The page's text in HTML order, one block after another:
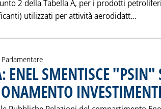
2 della Tabella A, per i prodotti petroliferi
utilizzati per attività aerodidatt...
ENEL SMENTISCE "PSIN"
INVESTIMENTI